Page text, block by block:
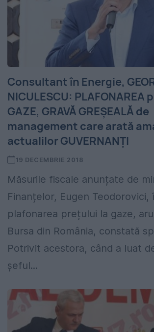
Consultant în Energie,
NICULESCU: PLAFONAREA
GAZE, GRAVĂ GREȘEALĂ de
management care arată
actualilor GUVERNANȚI
19 DECEMBRIE 2018
Măsurile fiscale anunțate de
Finanțelor, Eugen Teodorovici,
plafonarea prețului la gaze,
Bursa din România, constată
Potrivit acestora, când a luat
șeful...